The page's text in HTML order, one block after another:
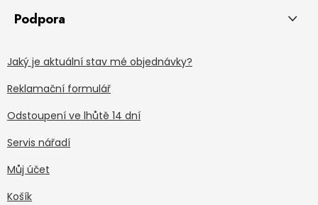
Podpora
Jaký je aktuální stav mé objednávky?
Reklamační formulář
Odstoupení ve lhůtě 14 dní
Servis nářadí
Můj účet
Košík